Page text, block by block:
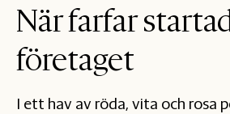
När farfar
företaget
I ett hav av röda, vita och rosa